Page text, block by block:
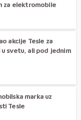
za elektromobile
akcije Tesle za
svetu, ali pod jednim
marka uz
Tesle